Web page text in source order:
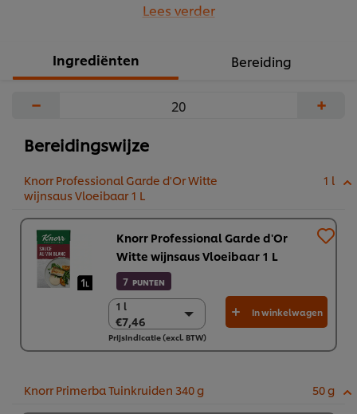
tijd deze Franse klassieker op het bord.
Lees verder
Ingrediënten Bereiding
− +
Bereidingswijze
Knorr Professional Garde d'Or Witte
wijnsaus Vloeibaar 1 L
1 l
Knorr Professional Garde d'Or
Witte wijnsaus Vloeibaar 1 L
7 PUNTEN
1 l
€7,46
1 l
€7,46
6 x 1 l
In winkelwagen
Prijsindicatie (excl. BTW)
Knorr Primerba Tuinkruiden 340 g 50 g